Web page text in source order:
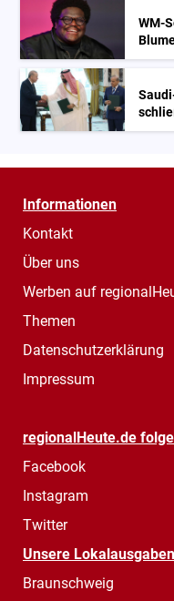
WM-
Informationen
Kontakt
Über uns
Werben auf
Themen
Datenschutzerklärung
Impressum
regionalHeute.de
Facebook
Instagram
Twitter
Unsere Lokalausgaben
Braunschweig